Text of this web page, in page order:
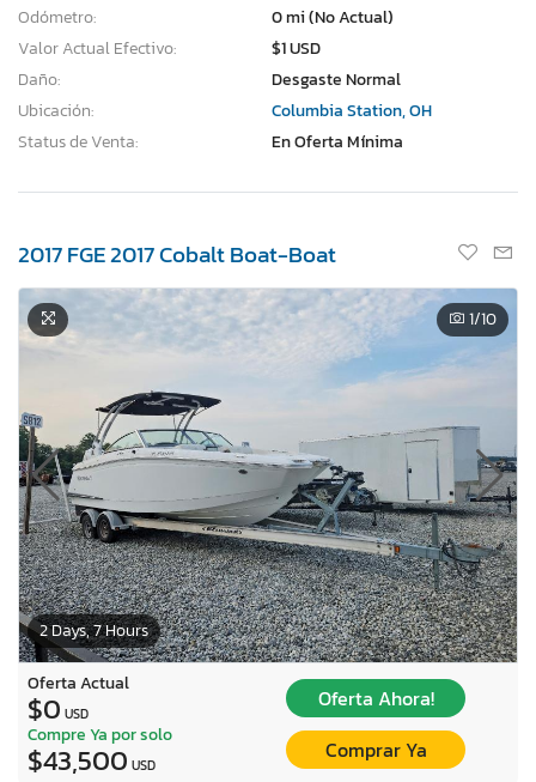
Odómetro:
0 mi (No Actual)
Valor Actual Efectivo:
$1 USD
Daño:
Desgaste Normal
Ubicación:
Columbia Station, OH
Status de Venta:
En Oferta Mínima
2017 FGE 2017 Cobalt Boat-Boat
2 Days, 7 Hours
1/10
Oferta Actual
$0 USD
Oferta Ahora!
Compre Ya por solo
$43,500 USD
Comprar Ya